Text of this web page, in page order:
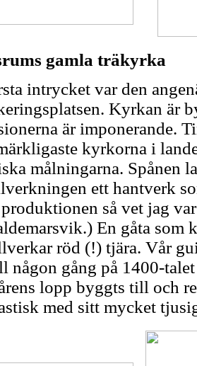
gamla träkyrka
intrycket var den
Kyrkan är
är imponerande.
kyrkorna i
målningarna. Spånen
ett hantverk
så vet jag
En gåta som
röd (!) tjära. Vår
någon gång på 1400-
lopp byggts till och
med sitt mycket